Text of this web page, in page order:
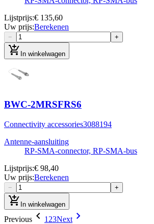
Lijstprijs:€ 135,60
Uw prijs:Berekenen
− +
add_shopping_cart In winkelwagen
BWC-2MRSFRS6
Connectivity accessories3088194
Antenne-aansluiting
RP‐SMA‐connector, RP-SMA-bus
Lijstprijs:€ 98,40
Uw prijs:Berekenen
− +
add_shopping_cart In winkelwagen
Previous chevron_left 1 23Next chevron_right